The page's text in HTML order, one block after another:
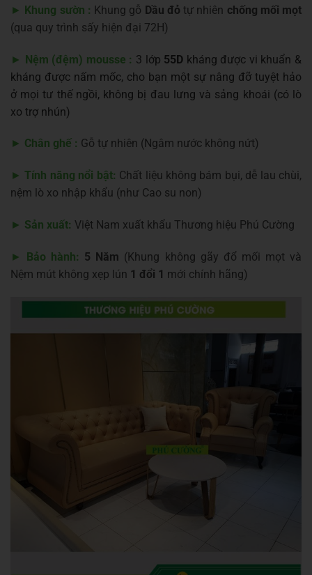
► Khung sườn : Khung gỗ Dầu đỏ tự nhiên chống mối mọt
(qua quy trình sấy hiện đại 72H)
► Nệm (đệm) mousse : 3 lớp 55D kháng được vi khuẩn &
kháng được nấm mốc, cho bạn một sự nâng đỡ tuyệt hảo
ở mọi tư thế ngồi, không bị đau lưng và sảng khoái (có lò
xo trợ nhún)
► Chân ghế : Gỗ tự nhiên (Ngâm nước không nứt)
►Tính năng nổi bật: Chất liệu không bám bụi, dễ lau chùi,
nệm lò xo nhập khẩu (như Cao su non)
► Sản xuất: Việt Nam xuất khẩu Thương hiệu Phú Cường
► Bảo hành: 5 Năm (Khung không gãy đổ mối mọt và
Nệm mút không xẹp lún 1 đổi 1 mới chính hãng)